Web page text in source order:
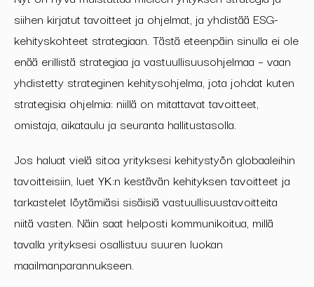
siihen kirjatut tavoitteet ja ohjelmat, ja yhdistää ESG-
kehityskohteet strategiaan. Tästä eteenpäin sinulla ei ole
enää erillistä strategiaa ja vastuullisuusohjelmaa – vaan
yhdistetty strateginen kehitysohjelma, jota johdat kuten
strategisia ohjelmia: niillä on mitattavat tavoitteet,
omistaja, aikataulu ja seuranta hallitustasolla.
Jos haluat vielä sitoa yrityksesi kehitystyön globaaleihin
tavoitteisiin, luet YK:n kestävän kehityksen tavoitteet ja
tarkastelet löytämiäsi sisäisiä vastuullisuustavoitteita
niitä vasten. Näin saat helposti kommunikoitua, millä
tavalla yrityksesi osallistuu suuren luokan
maailmanparannukseen.